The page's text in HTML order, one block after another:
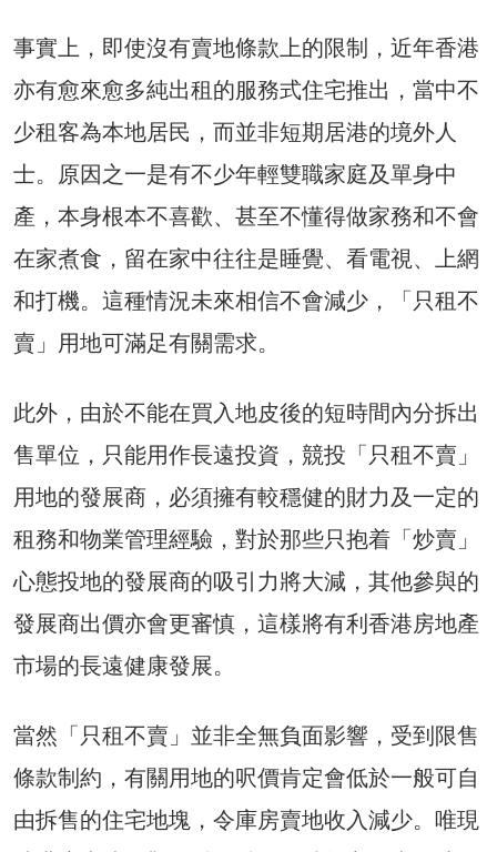
事實上，即使沒有賣地條款上的限制，近年香港
亦有愈來愈多純出租的服務式住宅推出，當中不
少租客為本地居民，而並非短期居港的境外人
士。原因之一是有不少年輕雙職家庭及單身中
產，本身根本不喜歡、甚至不懂得做家務和不會
在家煮食，留在家中往往是睡覺、看電視、上網
和打機。這種情況未來相信不會減少，「只租不
賣」用地可滿足有關需求。
此外，由於不能在買入地皮後的短時間內分拆出
售單位，只能用作長遠投資，競投「只租不賣」
用地的發展商，必須擁有較穩健的財力及一定的
租務和物業管理經驗，對於那些只抱着「炒賣」
心態投地的發展商的吸引力將大減，其他參與的
發展商出價亦會更審慎，這樣將有利香港房地產
市場的長遠健康發展。
當然「只租不賣」並非全無負面影響，受到限售
條款制約，有關用地的呎價肯定會低於一般可自
由拆售的住宅地塊，令庫房賣地收入減少。唯現